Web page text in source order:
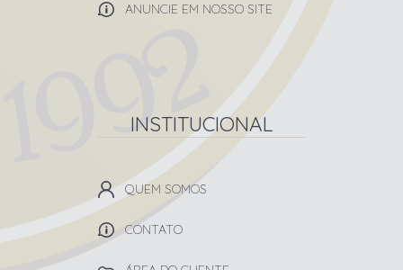
ANUNCIE EM NOSSO SITE
INSTITUCIONAL
QUEM SOMOS
CONTATO